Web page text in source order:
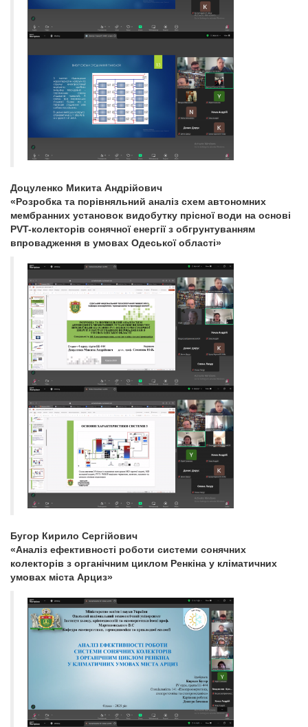
Доцуленко Микита Андрійович
«Розробка та порівняльний аналіз схем автономних
мембранних установок видобутку прісної води на основі
PVT-колекторів сонячної енергії з обгрунтуванням
впровадження в умовах Одеської області»
Бугор Кирило Сергійович
«Аналіз ефективності роботи системи сонячних
колекторів з органічним циклом Ренкіна у кліматичних
умовах міста Арциз»